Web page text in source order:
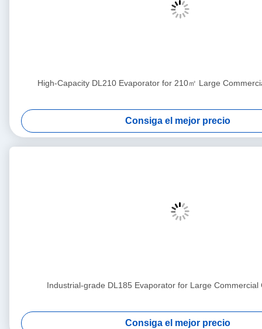
High-Capacity DL210 Evaporator for 210㎡ Large
Consiga el mejor precio
Industrial-grade DL185 Evaporator for Large Commercial
Consiga el mejor precio